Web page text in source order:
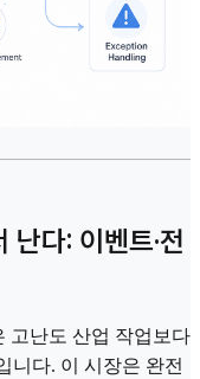
다: 이벤트·전
고난도 산업 작업보다
니다. 이 시장은 완전